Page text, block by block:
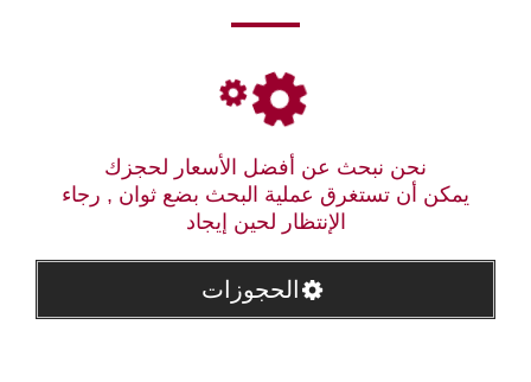
نحن نبحث عن أفضل الأسعار لحجزك
يمكن أن تستغرق عملية البحث بضع ثوان , رجاء
الإنتظار لحين إيجاد
الحجوزات